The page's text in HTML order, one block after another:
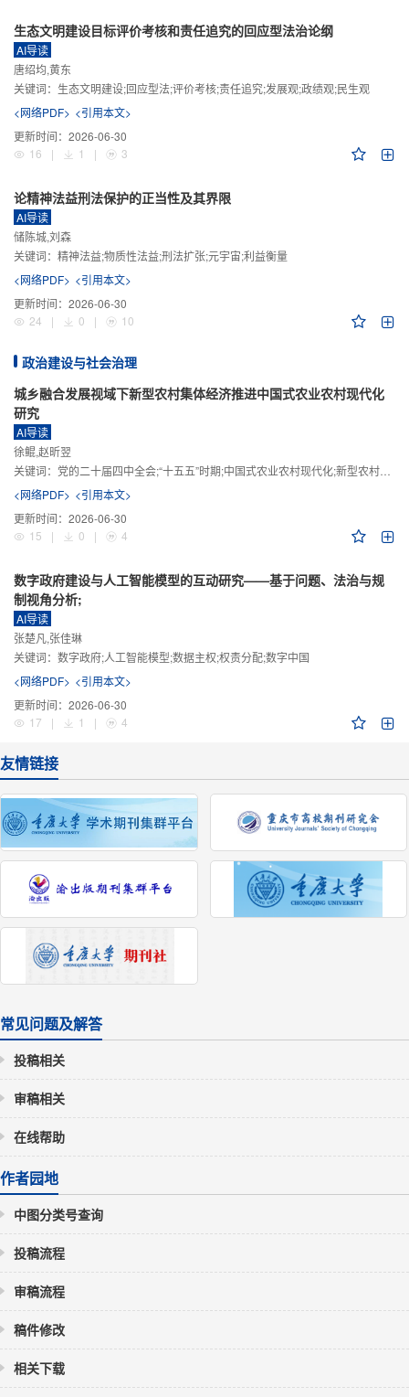
生态文明建设目标评价考核和责任追究的回应型法治论纲
AI导读
唐绍均,黄东
关键词： 生态文明建设;回应型法;评价考核;责任追究;发展观;政绩观;民生观
<网络PDF> <引用本文>
更新时间： 2026-06-30
16
| 1 | 3
论精神法益刑法保护的正当性及其界限
AI导读
储陈城,刘森
关键词： 精神法益;物质性法益;刑法扩张;元宇宙;利益衡量
<网络PDF> <引用本文>
更新时间： 2026-06-30
24
| 0 | 10
政治建设与社会治理
城乡融合发展视域下新型农村集体经济推进中国式农业农村现代化
研究
AI导读
徐鲲,赵昕翌
关键词： 党的二十届四中全会;“十五五”时期;中国式农业农村现代化;新型农村集体经济;城乡融合发展;新质生产力
<网络PDF> <引用本文>
更新时间： 2026-06-30
15
| 0 | 4
数字政府建设与人工智能模型的互动研究——基于问题、法治与规
制视角分析;
AI导读
张楚凡,张佳琳
关键词： 数字政府;人工智能模型;数据主权;权责分配;数字中国
<网络PDF> <引用本文>
更新时间： 2026-06-30
17
| 1 | 4
友情链接
常见问题及解答
投稿相关
审稿相关
在线帮助
作者园地
中图分类号查询
投稿流程
审稿流程
稿件修改
相关下载